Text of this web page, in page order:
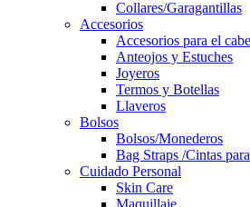
Collares/Garagantillas
Accesorios
Accesorios para el
Anteojos y Estuches
Joyeros
Termos y Botellas
Llaveros
Bolsos
Bolsos/Monederos
Bag Straps /Cintas
Cuidado Personal
Skin Care
Maquillaje